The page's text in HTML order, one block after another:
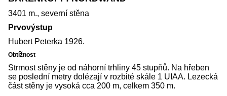
3401 m., severní stěna
Prvovýstup
Hubert Peterka 1926.
Obtížnost
Strmost stěny je od náhorní trhliny 45 stupňů. Na hřeben
se poslední metry dolézají v rozbité skále 1 UIAA. Lezecká
část stěny je vysoká cca 200 m, celkem 350 m.